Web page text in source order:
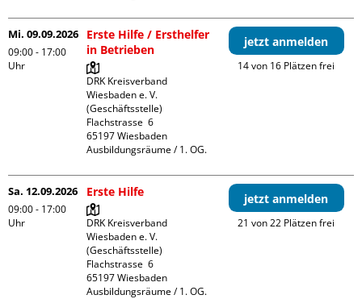
Mi. 09.09.2026
09:00 - 17:00
Uhr
Erste Hilfe / Ersthelfer
in Betrieben
DRK Kreisverband
Wiesbaden e. V.
(Geschäftsstelle)
Flachstrasse  6
65197 Wiesbaden
Ausbildungsräume / 1. OG.
jetzt anmelden
14 von 16 Plätzen frei
Sa. 12.09.2026
09:00 - 17:00
Uhr
Erste Hilfe
DRK Kreisverband
Wiesbaden e. V.
(Geschäftsstelle)
Flachstrasse  6
65197 Wiesbaden
Ausbildungsräume / 1. OG.
jetzt anmelden
21 von 22 Plätzen frei